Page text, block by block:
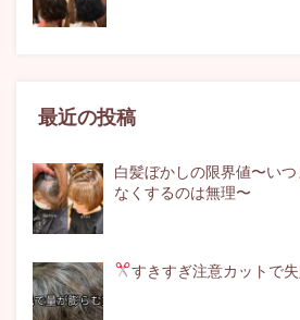
最近の投稿
白髪ぼかしの限界値〜い
なくするのは無理〜
すきすぎ注意カットで